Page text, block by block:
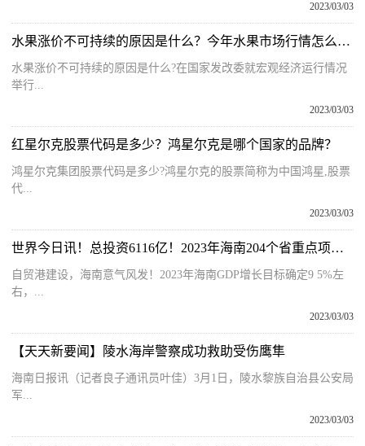
2023/03/03
水果涨价不可持续的原因是什么？今年水果市场行情怎么样？
水果涨价不可持续的原因是什么?在国家发改委就宏观经济运行情况
举行...
2023/03/03
红星尔克股票代码是多少？鸿星尔克是哪个国家的品牌？
鸿星尔克集团股票代码是多少?鸿星尔克的股票简称为中国鸿星,股票
代...
2023/03/03
世界今日讯！总投资6116亿！2023年海南204个省重点项目清单来了！（收藏）
自贸港建设，海南意气风发！2023年海南GDP增长目标确定9 5%左
右，...
2023/03/03
【天天新要闻】陵水海岸警察成功救助受伤鹰隼
海南日报讯（记者良子通讯员叶佳）3月1日，陵水黎族自治县公安局
军...
2023/03/03